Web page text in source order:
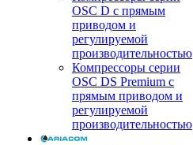
OSC D с прямым
приводом и
регулируемой
производительностью
Компрессоры серии
OSC DS Premium с
прямым приводом и
регулируемой
производительностью